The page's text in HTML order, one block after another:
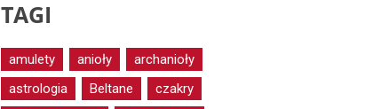
TAGI
amulety anioły
archanioły
astrologia
Beltane
czakry